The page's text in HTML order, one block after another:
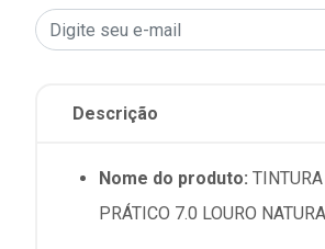
Descrição
Nome do produto:
PRÁTICO 7.0 LOURO